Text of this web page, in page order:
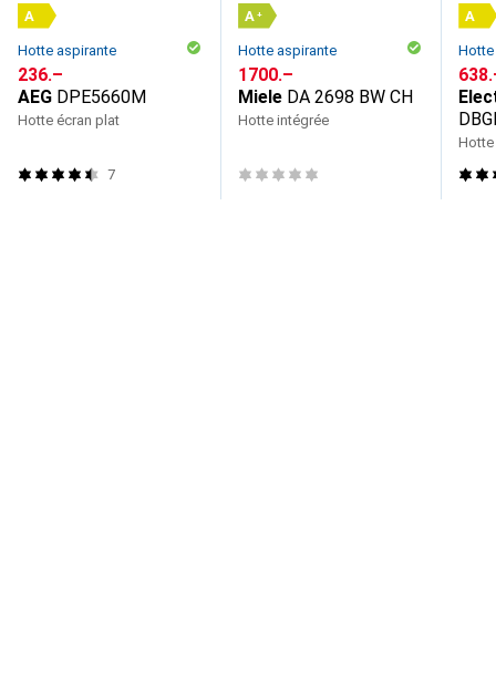
A
Hotte aspirante
CHF
236.–
AEG DPE5660M
Hotte écran plat
7
A +
Hotte aspirante
CHF
1700.–
Miele DA 2698 BW CH
Hotte intégrée
A
CHF